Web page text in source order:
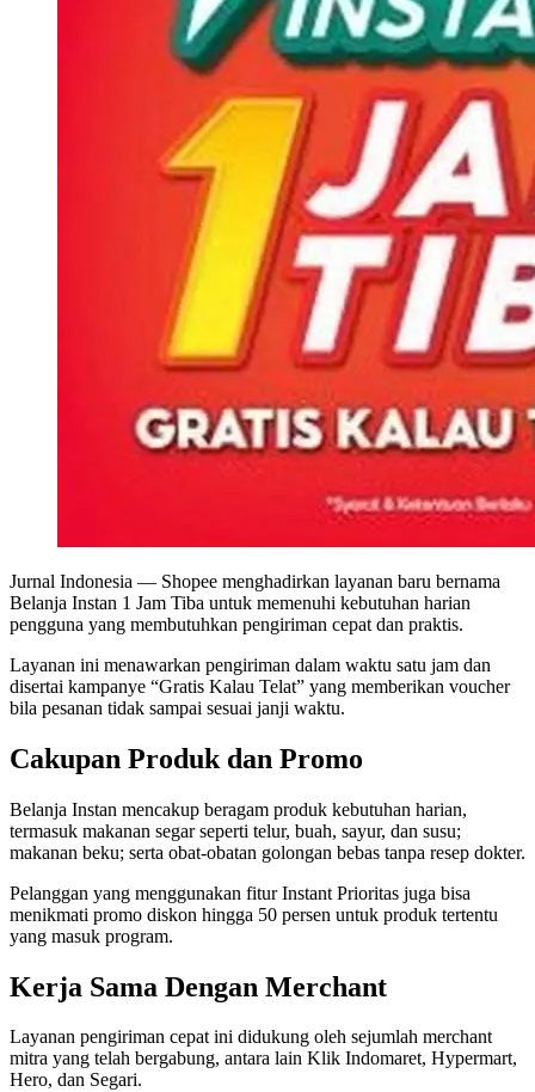
Jurnal Indonesia — Shopee menghadirkan layanan baru bernama
Belanja Instan 1 Jam Tiba untuk memenuhi kebutuhan harian
pengguna yang membutuhkan pengiriman cepat dan praktis.
Layanan ini menawarkan pengiriman dalam waktu satu jam dan
disertai kampanye “Gratis Kalau Telat” yang memberikan voucher
bila pesanan tidak sampai sesuai janji waktu.
Cakupan Produk dan Promo
Belanja Instan mencakup beragam produk kebutuhan harian,
termasuk makanan segar seperti telur, buah, sayur, dan susu;
makanan beku; serta obat-obatan golongan bebas tanpa resep dokter.
Pelanggan yang menggunakan fitur Instant Prioritas juga bisa
menikmati promo diskon hingga 50 persen untuk produk tertentu
yang masuk program.
Kerja Sama Dengan Merchant
Layanan pengiriman cepat ini didukung oleh sejumlah merchant
mitra yang telah bergabung, antara lain Klik Indomaret, Hypermart,
Hero, dan Segari.